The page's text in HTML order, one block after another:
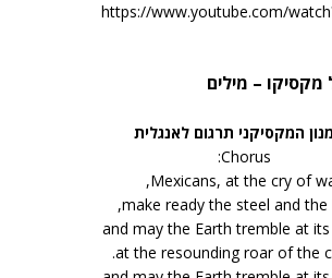
https://www.youtube.com/
מקסיקו – מילים
המקסיקני תרגום לאנגלית
Chorus:
Mexicans, at the cry of
make ready the steel and the
and may the Earth tremble at
at the resounding roar of the